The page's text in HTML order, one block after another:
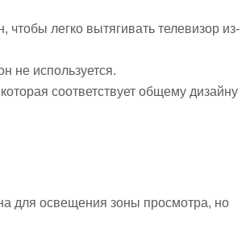
легко вытягивать телевизор из-
не используется.
соответствует общему дизайну
для освещения зоны просмотра, но